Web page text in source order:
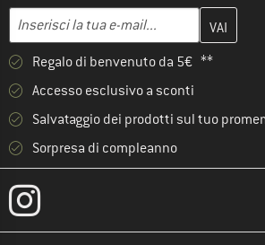
Indirizzo e-mail
Inserisci qui il tuo indirizzo e-mail e crea
Regalo di benvenuto da 5€ **
Accesso esclusivo a sconti
Salvataggio dei prodotti sul tuo
Sorpresa di compleanno